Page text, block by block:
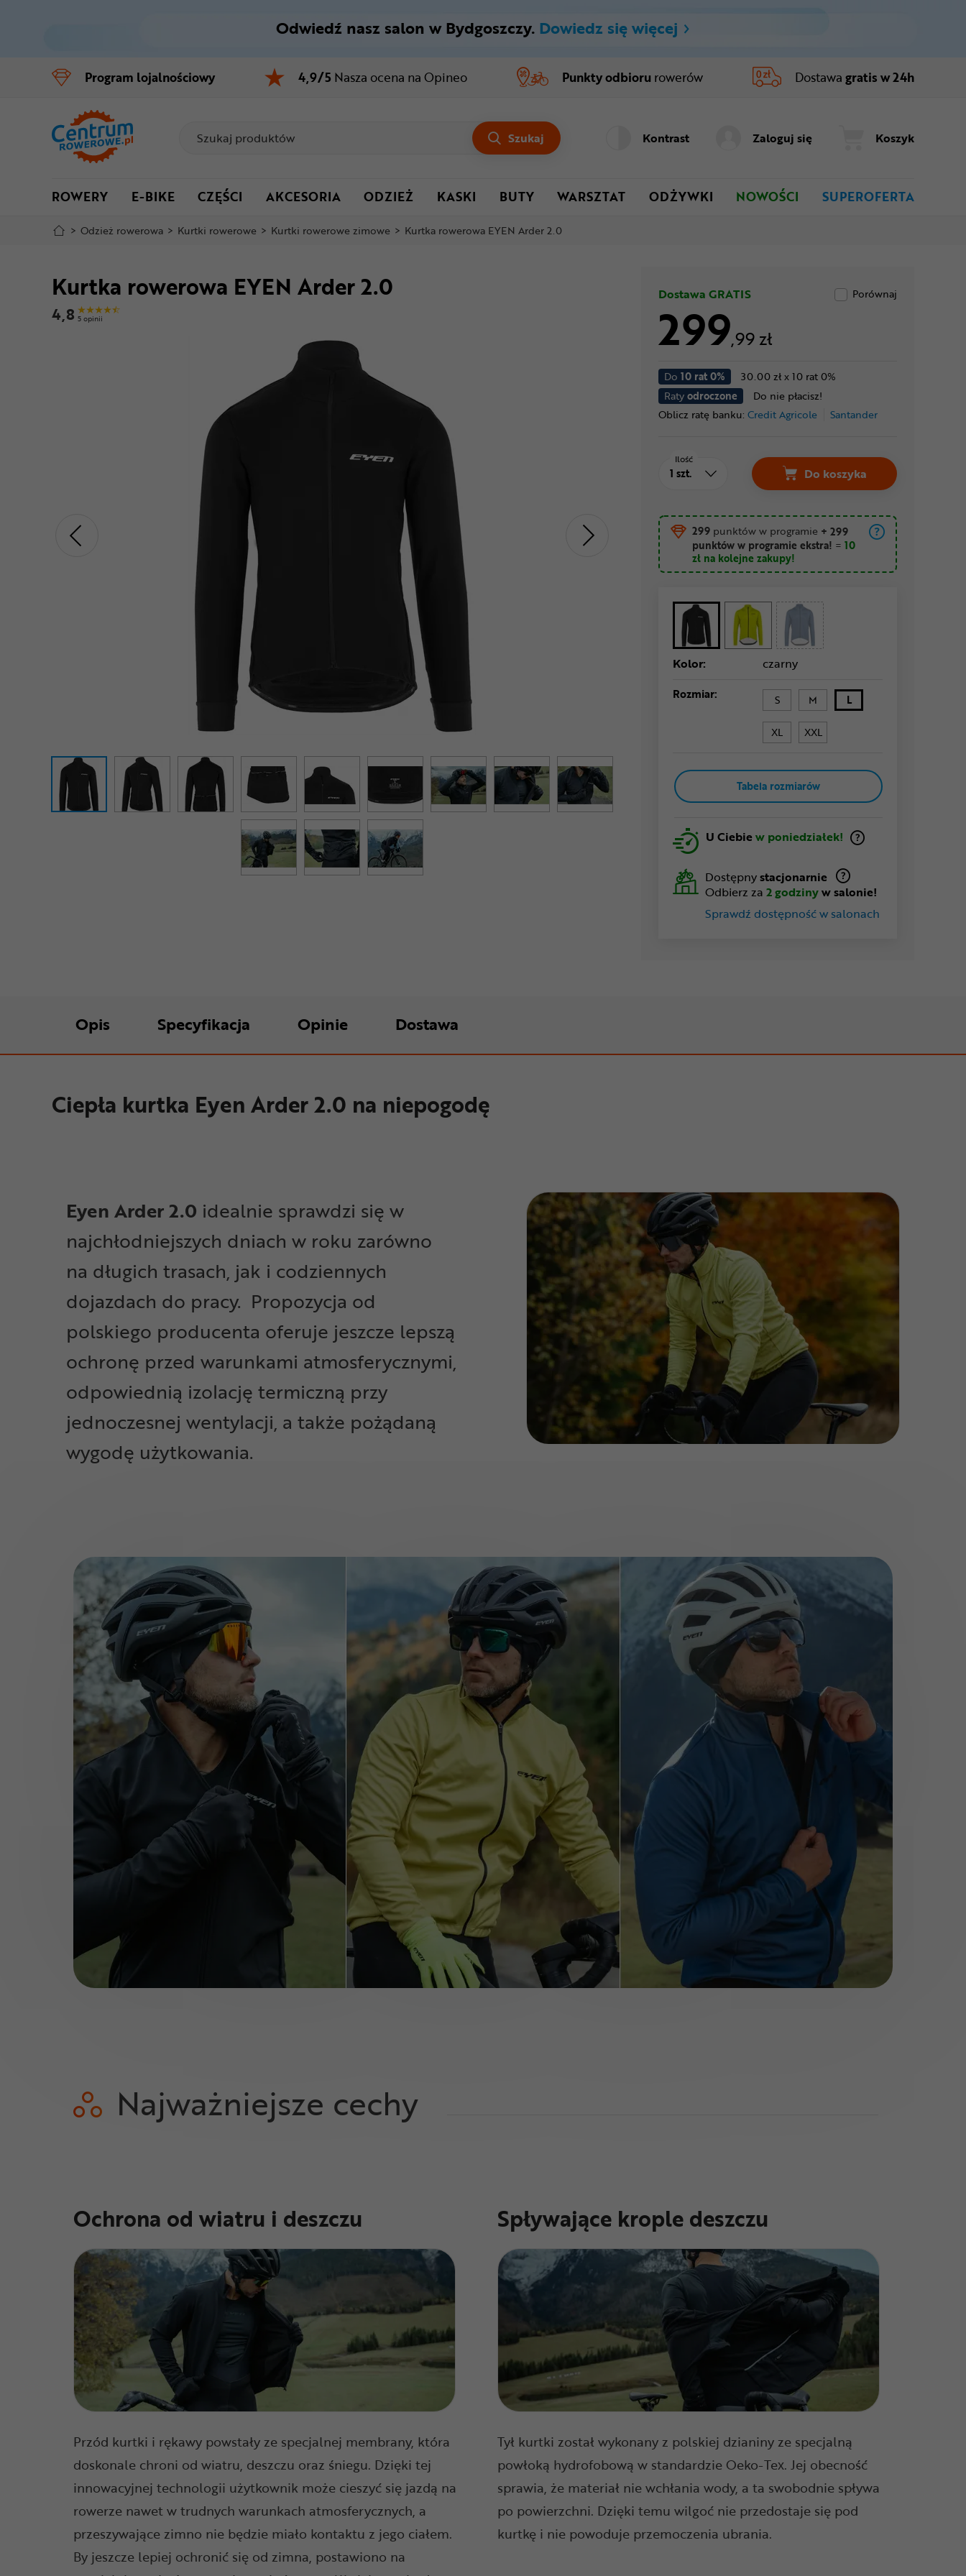
Menu główne
Informacje o produkcie
Do koszyka
Szczegółowe informacje
Mapa strony
Odwiedź nasz salon w Bydgoszczy. Dowiedz się więcej
Program lojalnościowy 4,9/5 Nasza ocena na Opineo Punkty odbioru rowerów Dostawa gratis w 24h
Szukaj Kontrast Zaloguj się Koszyk
ROWERY E-BIKE CZĘŚCI AKCESORIA ODZIEŻ KASKI BUTY WARSZTAT ODŻYWKI NOWOŚCI SUPEROFERTA
> Odzież rowerowa > Kurtki rowerowe > Kurtki rowerowe zimowe > Kurtka rowerowa EYEN Arder 2.0
Kurtka rowerowa EYEN Arder 2.0
4,8 5 opinii
Dostawa GRATIS Porównaj
299,99 zł
Do 10 rat 0%
30.00 zł x 10 rat 0%
Ratyodroczone
Do nie płacisz!
Oblicz ratę banku: Credit Agricole Santander
Ilość
Do koszyka
299 punktów w programie + 299
punktów w programie ekstra! = 10
zł na kolejne zakupy!
Kolor: czarny
Rozmiar: S M L
XL XXL
Tabela rozmiarów
U Ciebiew poniedziałek!
Dostępnystacjonarnie
Odbierz za 2 godzinyw salonie!
Sprawdź dostępność w salonach
Opis Specyfikacja Opinie Dostawa
Ciepła kurtka Eyen Arder 2.0 na niepogodę
Eyen Arder 2.0 idealnie sprawdzi się w
najchłodniejszych dniach w roku zarówno
na długich trasach, jak i codziennych
dojazdach do pracy. Propozycja od
polskiego producenta oferuje jeszcze lepszą
ochronę przed warunkami atmosferycznymi,
odpowiednią izolację termiczną przy
jednoczesnej wentylacji, a także pożądaną
wygodę użytkowania.
Najważniejsze cechy
Ochrona od wiatru i deszczu
Przód kurtki i rękawy powstały ze specjalnej membrany, która
doskonale chroni od wiatru, deszczu oraz śniegu. Dzięki tej
innowacyjnej technologii użytkownik może cieszyć się jazdą na
rowerze nawet w trudnych warunkach atmosferycznych, a
przeszywające zimno nie będzie miało kontaktu z jego ciałem.
By jeszcze lepiej ochronić się od zimna, postawiono na
Spływające krople deszczu
Tył kurtki został wykonany z polskiej dzianiny ze specjalną
powłoką hydrofobową w standardzie Oeko-Tex. Jej obecność
sprawia, że materiał nie wchłania wody, a ta swobodnie spływa
po powierzchni. Dzięki temu wilgoć nie przedostaje się pod
kurtkę i nie powoduje przemoczenia ubrania.